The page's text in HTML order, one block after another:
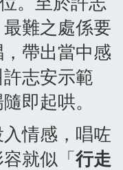
難之處係要
帶出當中感
志安示範
即起哄。
情感，唱咗
就似「 行走